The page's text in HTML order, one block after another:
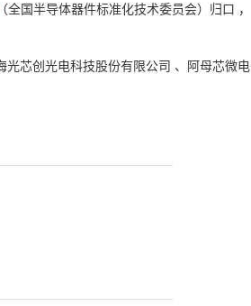
（全国半导体器件标准化技术委员会）归口
光芯创光电科技股份有限公司 、
阿母芯微